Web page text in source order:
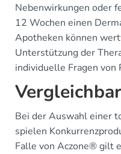
Nebenwirkungen oder
12 Wochen einen
Apotheken können
Unterstützung der
individuelle Fragen
Bei der Auswahl einer
spielen
Falle von Aczone® gilt